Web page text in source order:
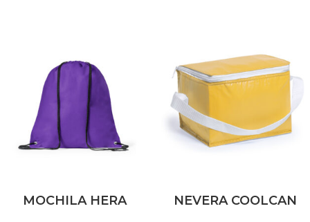
MOCHILA HERA NEVERA COOLCAN